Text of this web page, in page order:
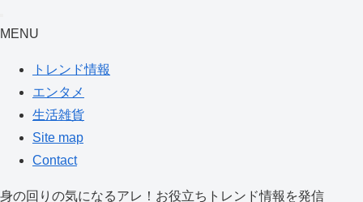
MENU
トレンド情報
エンタメ
生活雑貨
Site map
Contact
身の回りの気になるアレ！お役立ちトレンド情報を発信